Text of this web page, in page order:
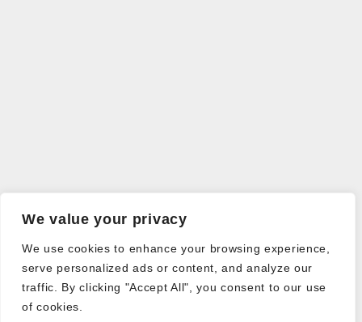
We value your privacy
We use cookies to enhance your browsing experience,
serve personalized ads or content, and analyze our
traffic. By clicking "Accept All", you consent to our use
of cookies.